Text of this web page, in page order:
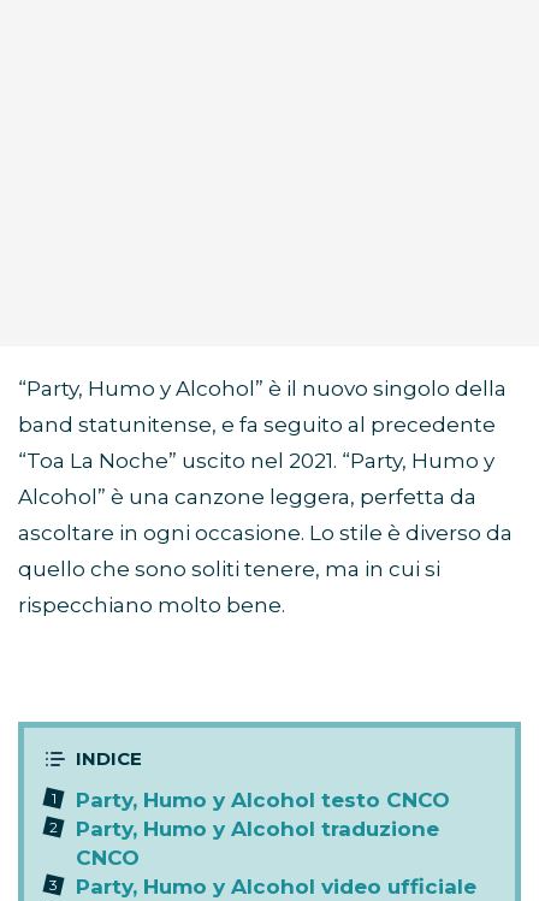
“Party, Humo y Alcohol” è il nuovo singolo della
band statunitense, e fa seguito al precedente
“Toa La Noche” uscito nel 2021. “Party, Humo y
Alcohol” è una canzone leggera, perfetta da
ascoltare in ogni occasione. Lo stile è diverso da
quello che sono soliti tenere, ma in cui si
rispecchiano molto bene.
Party, Humo y Alcohol testo CNCO
Party, Humo y Alcohol traduzione
CNCO
Party, Humo y Alcohol video ufficiale